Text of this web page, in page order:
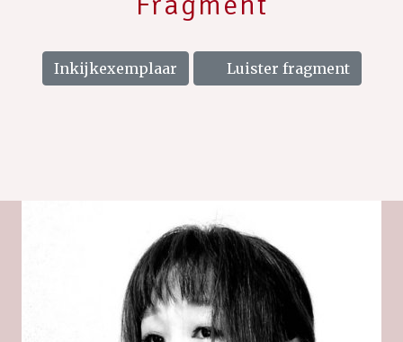
Inkijkexemplaar Luister fragment